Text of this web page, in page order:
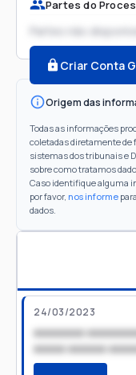
Partes do
Partes não
Criar Conta
Origem das
Todas as informações
coletadas diretamente de
sistemas dos tribunais e
sobre como tratamos
Caso identifique alguma
por favor, nos informe
dados.
24/03/2023
xxxxxxxx
xxxxx xxxxxx